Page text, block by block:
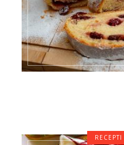
RECEPTI